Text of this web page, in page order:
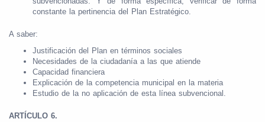
constante la pertinencia del Plan Estratégico.
A saber:
Justificación del Plan en términos sociales
Necesidades de la ciudadanía a las que atiende
Capacidad financiera
Explicación de la competencia municipal en la materia
Estudio de la no aplicación de esta línea subvencional.
ARTÍCULO 6.